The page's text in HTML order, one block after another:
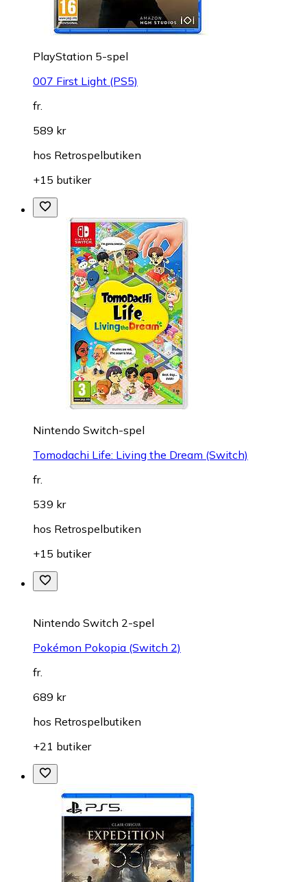
PlayStation 5-spel
007 First Light (PS5)
fr.
589 kr
hos Retrospelbutiken
+15 butiker
Nintendo Switch-spel
Tomodachi Life: Living the Dream (Switch)
fr.
539 kr
hos Retrospelbutiken
+15 butiker
Nintendo Switch 2-spel
Pokémon Pokopia (Switch 2)
fr.
689 kr
hos Retrospelbutiken
+21 butiker